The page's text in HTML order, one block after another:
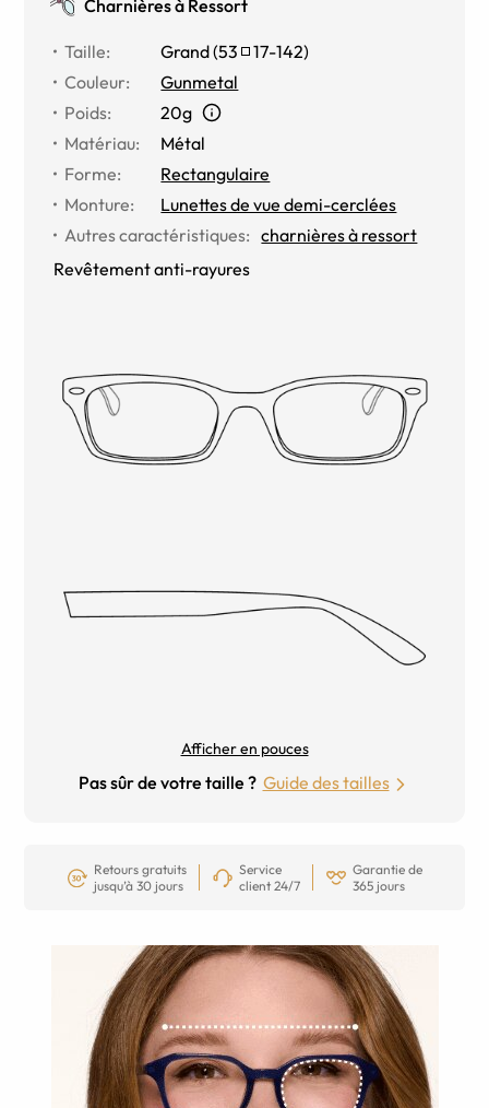
Charnières à Ressort
Taille: Grand(53 17-142)
Couleur:
Gunmetal
Poids:
20g
Matériau:
Métal
Forme:
Rectangulaire
Monture:
Lunettes de vue demi-cerclées
Autres caractéristiques: charnières à ressort
Revêtement anti-rayures
Afficher en pouces
Pas sûr de votre taille ? Guide des tailles
Retours gratuits
jusqu’à 30 jours
Service
client 24/7
Garantie de
365 jours